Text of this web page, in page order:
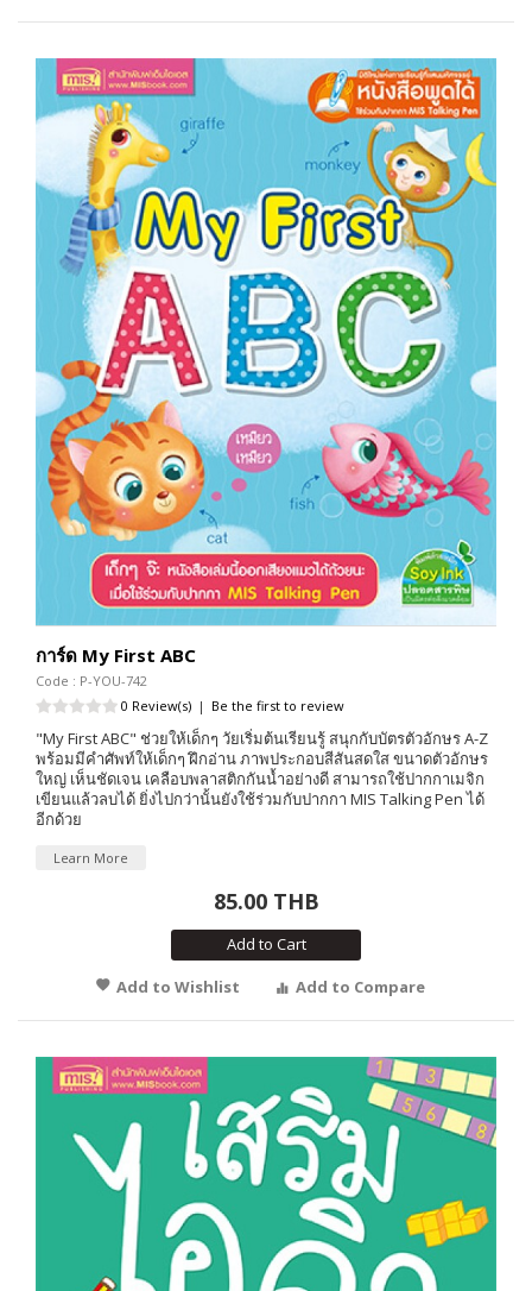
การ์ด My First ABC
Code : P-YOU-742
0 Review(s) | Be the first to review
"My First ABC" ช่วยให้เด็กๆ วัยเริ่มต้นเรียนรู้ สนุกกับบัตรตัวอักษร A-Z
พร้อมมีคำศัพท์ให้เด็กๆ ฝึกอ่าน ภาพประกอบสีสันสดใส ขนาดตัวอักษร
ใหญ่ เห็นชัดเจน เคลือบพลาสติกกันน้ำอย่างดี สามารถใช้ปากกาเมจิก
เขียนแล้วลบได้ ยิ่งไปกว่านั้นยังใช้ร่วมกับปากกา MIS Talking Pen ได้
อีกด้วย
Learn More
85.00 THB
Add to Cart
Add to Wishlist
Add to Compare